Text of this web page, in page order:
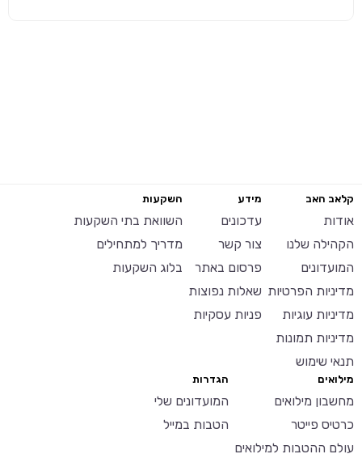
קלאב האב
אודות
הקהילה שלנו
המועדונים
מדיניות הפרטיות
מדיניות עוגיות
מדיניות תמונות
תנאי שימוש
מידע
עדכונים
צור קשר
פרסום באתר
שאלות נפוצות
פניות עסקיות
השקעות
השוואת בתי השקעות
מדריך למתחילים
בלוג השקעות
מילואים
מחשבון מילואים
כרטיס פייטר
עולם ההטבות למילואים
הגדרות
המועדונים שלי
הטבות במייל